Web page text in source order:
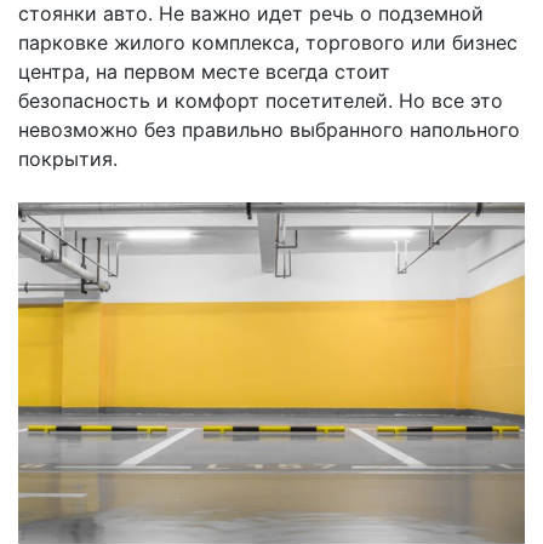
стоянки авто. Не важно идет речь о подземной
парковке жилого комплекса, торгового или бизнес
центра, на первом месте всегда стоит
безопасность и комфорт посетителей. Но все это
невозможно без правильно выбранного напольного
покрытия.